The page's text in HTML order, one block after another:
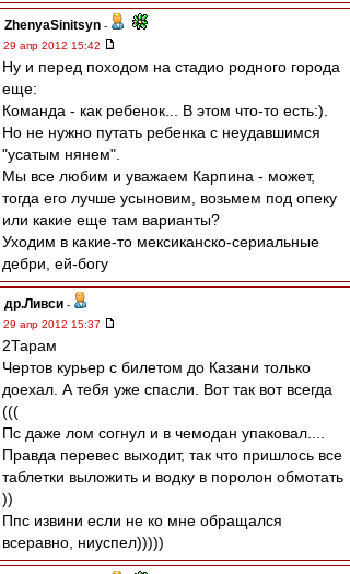
ZhenyaSinitsyn -
29 апр 2012 15:42
Ну и перед походом на стадио родного города
еще:
Команда - как ребенок... В этом что-то есть:).
Но не нужно путать ребенка с неудавшимся
"усатым нянем".
Мы все любим и уважаем Карпина - может,
тогда его лучше усыновим, возьмем под опеку
или какие еще там варианты?
Уходим в какие-то мексиканско-сериальные
дебри, ей-богу
др.Ливси -
29 апр 2012 15:37
2Тарам
Чертов курьер с билетом до Казани только
доехал. А тебя уже спасли. Вот так вот всегда
(((
Пс даже лом согнул и в чемодан упаковал....
Правда перевес выходит, так что пришлось все
таблетки выложить и водку в поролон обмотать
))
Ппс извини если не ко мне обращался
всеравно, ниуспел)))))